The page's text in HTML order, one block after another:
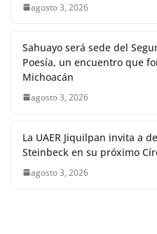
agosto 3, 2026
Sahuayo será sede del
Poesía, un encuentro que
Michoacán
agosto 3, 2026
La UAER Jiquilpan invita a
Steinbeck en su próximo
agosto 3, 2026